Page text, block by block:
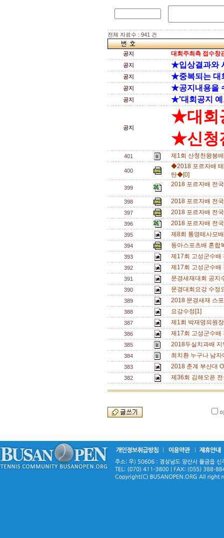
전체 자료수 : 941 건
공지 대회주최측 접수창
공지 ★입상결과와
공지 ★중복되는 대
공지 ★공지내용을
공지 ★'대회공지 예
공지
★대회
★신청
401 제1회 산청천왕봉
400
◆2018 포르자배
탄◆[0]
399 2018 포르자배 전
398 2018 포르자배 전
397 2018 포르자배 전
396 2018 포르자배 전
395 제8회 통영테사모
394 동아스포츠배 혼합
393 제17회 고성군수
392 제17회 고성군수
391 문경새재대회 공
390 문경대회요강 수
389 2018 문경새재 스
388 요강수정[1]
387 제1회 박재영의원
386 제17회 고성군수
385 2018두실치과배
384 최치환 누구나 남
383 2018 춘계 부산대
382 제36회 김해오픈